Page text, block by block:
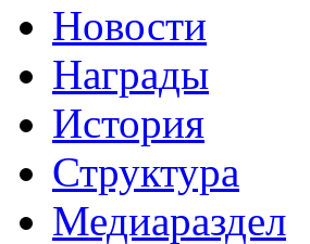
Новости
Награды
История
Структура
Медиараздел